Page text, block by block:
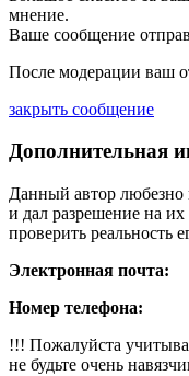
мнение.
Ваше сообщение
После модерации ваш
закрыть сообщение
Дополнительная
Данный автор любезно
и дал разрешение на
проверить реальность
Электронная почта:
Номер телефона:
!!! Пожалуйста
не будьте очень